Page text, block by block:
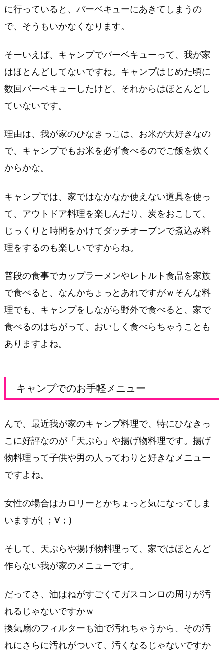
軽
メ
ュ
ー
に行っていると、バーベキューにあきてしまうの
で、そうもいかなくなります。
そーいえば、キャンプでバーベキューって、我が家
はほとんどしてないですね。キャンプはじめた頃に
数回バーベキューしたけど、それからはほとんどし
ていないです。
理由は、我が家のひなきっこは、お米が大好きなの
で、キャンプでもお米を必ず食べるのでご飯を炊く
からかな。
キャンプでは、家ではなかなか使えない道具を使っ
て、アウトドア料理を楽しんだり、炭をおこして、
じっくりと時間をかけてダッチオーブンで煮込み料
理をするのも楽しいですからね。
普段の食事でカップラーメンやレトルト食品を家族
で食べると、なんかちょっとあれですがｗそんな料
理でも、キャンプをしながら野外で食べると、家で
食べるのはちがって、おいしく食べらちゃうことも
ありますよね。
キャンプでのお手軽メニュー
んで、最近我が家のキャンプ料理で、特にひなきっ
こに好評なのが「天ぷら」や揚げ物料理です。揚げ
物料理って子供や男の人ってわりと好きなメニュー
ですよね。
女性の場合はカロリーとかちょっと気になってしま
いますが( ；∀；)
そして、天ぷらや揚げ物料理って、家ではほとんど
作らない我が家のメニューです。
だってさ、油はねがすごくてガスコンロの周りが汚
れるじゃないですかｗ
換気扇のフィルターも油で汚れちゃうから、その汚
れにさらに汚れがついて、汚くなるじゃないですか